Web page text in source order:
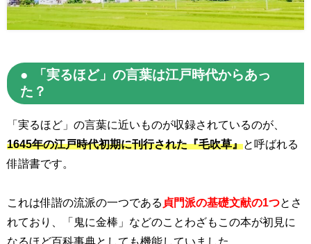
「実るほど」の言葉は江戸時代からあっ
た？
「実るほど」の言葉に近いものが収録されているのが、
1645年の江戸時代初期に刊行された『毛吹草』と呼ばれる
俳諧書です。
これは俳諧の流派の一つである 貞門派の基礎文献の1つとさ
れており、「鬼に金棒」などのことわざもこの本が初見に
なるほど百科事典としても機能していました。